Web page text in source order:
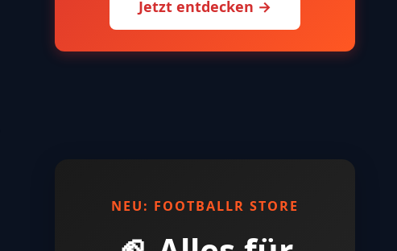
Jetzt entdecken →
NEU: FOOTBALLR STORE